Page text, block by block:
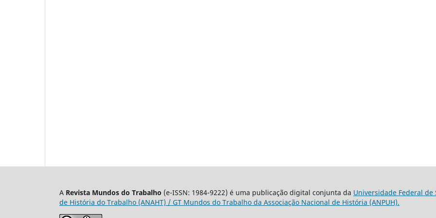
A Revista Mundos do Trabalho (e-ISSN: 1984-9222) é uma publicação digital conjunta da Universidade Federal de
de História do Trabalho (ANAHT) / GT Mundos do Trabalho da Associação Nacional de História (ANPUH).